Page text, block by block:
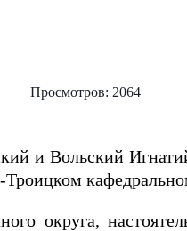
Просмотров: 2064
и Вольский
округа,